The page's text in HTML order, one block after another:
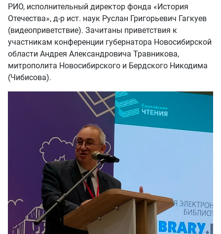
РИО, исполнительный директор фонда «История
Отечества», д-р ист. наук Руслан Григорьевич Гагкуев
(видеоприветствие). Зачитаны приветствия к
участникам конференции губернатора Новосибирской
области Андрея Александровича Травникова,
митрополита Новосибирского и Бердского Никодима
(Чибисова).